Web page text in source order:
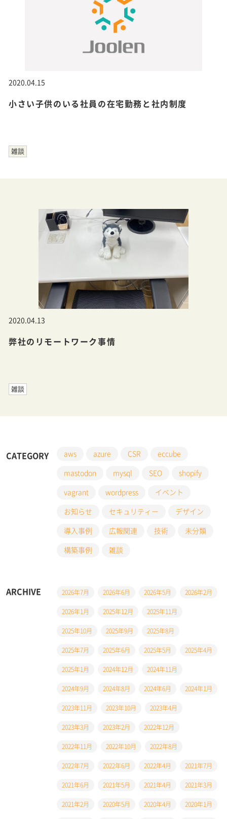
2020.04.15
小さい子供のいる社員の在宅勤務と社内制度
雑談
2020.04.13
弊社のリモートワーク事情
雑談
CATEGORY aws azure CSR eccube
mastodon mysql SEO shopify
vagrant wordpress イベント
お知らせ セキュリティー デザイン
導入事例 広報関連 技術 未分類
構築事例 雑談
ARCHIVE 2026年7月 2026年6月 2026年5月 2026年2月
2026年1月 2025年12月 2025年11月
2025年10月 2025年9月 2025年8月
2025年7月 2025年6月 2025年5月 2025年4月
2025年1月 2024年12月 2024年11月
2024年9月 2024年8月 2024年6月 2024年1月
2023年11月 2023年10月 2023年4月
2023年3月 2023年2月 2022年12月
2022年11月 2022年10月 2022年8月
2022年7月 2022年6月 2022年4月 2021年7月
2021年6月 2021年5月 2021年4月 2021年3月
2021年2月 2020年5月 2020年4月 2020年1月